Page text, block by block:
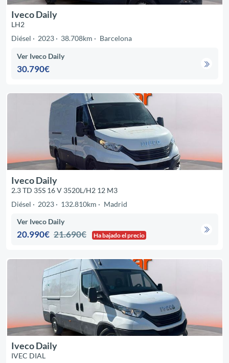
Iveco Daily
LH2
Diésel
2023 38.708km Barcelona
Ver Iveco Daily
30.790€
Iveco Daily
2.3 TD 35S 16 V 3520L/H2 12 M3
Diésel
2023 132.810km Madrid
Ver Iveco Daily
20.990€ 21.690€ Ha bajado el precio
Iveco Daily
IVEC DIAL